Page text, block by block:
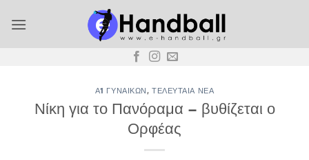
στο
Α1 ΓΥΝΑΙΚΏΝ, ΤΕΛΕΥΤΑΊΑ ΝΈΑ
Νίκη για το Πανόραμα – βυθίζεται ο
Ορφέας